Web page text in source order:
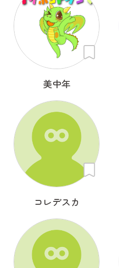
美中年
コレデスカ